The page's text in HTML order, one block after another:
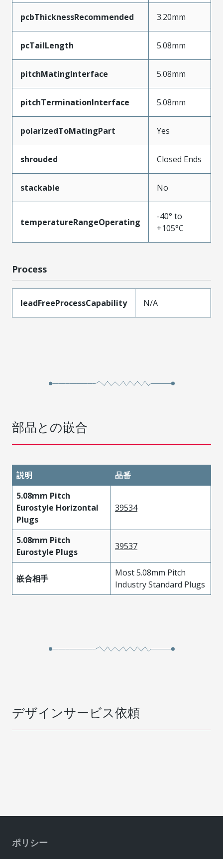
pcbThicknessRecommended 3.20mm
pcTailLength 5.08mm
pitchMatingInterface 5.08mm
pitchTerminationInterface 5.08mm
polarizedToMatingPart Yes
shrouded Closed Ends
stackable No
temperatureRangeOperating
-40° to
+105°C
Process
leadFreeProcessCapability N/A
部品との嵌合
説明
品番
5.08mm Pitch
Eurostyle Horizontal
Plugs
39534
5.08mm Pitch
Eurostyle Plugs
39537
嵌合相手
Most 5.08mm Pitch
Industry Standard Plugs
デザインサービス依頼
ポリシー